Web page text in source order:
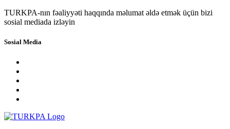
TURKPA-nın fəaliyyəti haqqında məlumat əldə etmək üçün bizi
sosial mediada izləyin
Sosial Media